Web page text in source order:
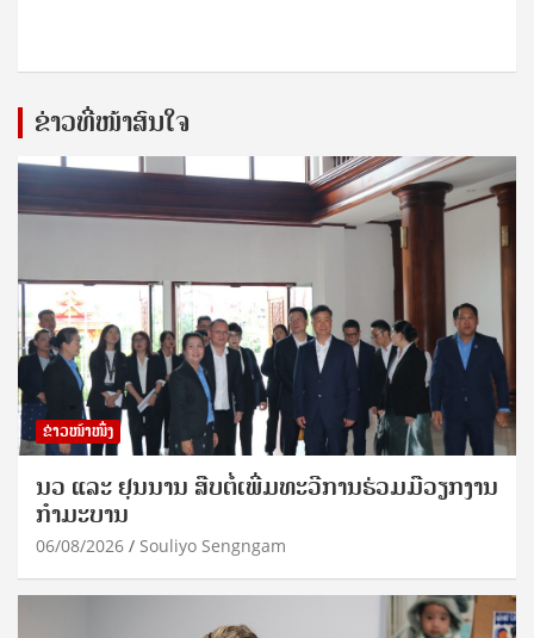
ຂ່າວທີ່ໜ້າສົນໃຈ
ຂ່າວໜ້າໜຶ່ງ
ນວ ແລະ ຢຸນນານ ສືບຕໍ່ເພີ່ມທະວີການຮ່ວມມືວຽກງານ
ກຳມະບານ
06/08/2026 Souliyo Sengngam